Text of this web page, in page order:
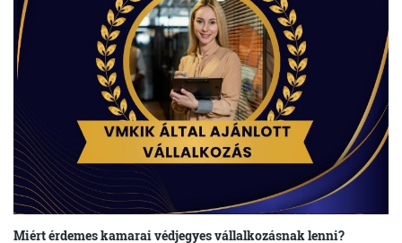
Miért érdemes kamarai védjegyes vállalkozásnak lenni?